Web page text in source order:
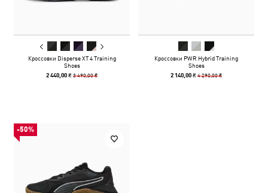
Кроссовки Disperse XT 4 Training
Shoes
2 440,00 ₴3 490,00 ₴
Кроссовки PWR Hybrid Training
Shoes
2 140,00 ₴4 290,00 ₴
-50%